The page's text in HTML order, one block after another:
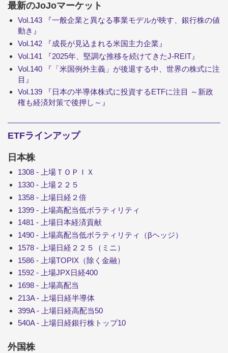
最新のJoJoマーケット
Vol.143 『一般企業と異なる事業モデルが映す、銀行株の値
動き』
Vol.142 『成長が見込まれる米国主力企業』
Vol.141 『2025年、堅調な推移を続けてきたJ-REIT』
Vol.140 『「米国例外主義」が後退する中、世界の株式に注
目』
Vol.139 『日本の半導体株式に投資するETFに注目 ～新政
権も経済対策で後押し～』
ETFラインアップ
日本株
1308 - 上場ＴＯＰＩＸ
1330 - 上場２２５
1358 - 上場日経２倍
1399 - 上場高配当低ボラティリティ
1481 - 上場日本経済貢献
1490 - 上場高配当低ボラティリティ（βヘッジ）
1578 - 上場日経２２５（ミニ）
1586 - 上場TOPIX（除く金融）
1592 - 上場JPX日経400
1698 - 上場高配当
213A - 上場日経半導体
399A - 上場日経高配当50
540A - 上場日経銀行株トップ10
外国株